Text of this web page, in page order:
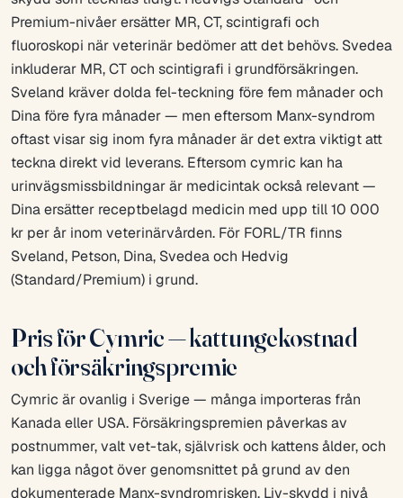
Premium-nivåer ersätter MR, CT, scintigrafi och
fluoroskopi när veterinär bedömer att det behövs. Svedea
inkluderar MR, CT och scintigrafi i grundförsäkringen.
Sveland kräver dolda fel-teckning före fem månader och
Dina före fyra månader — men eftersom Manx-syndrom
oftast visar sig inom fyra månader är det extra viktigt att
teckna direkt vid leverans. Eftersom cymric kan ha
urinvägsmissbildningar är medicintak också relevant —
Dina ersätter receptbelagd medicin med upp till 10 000
kr per år inom veterinärvården. För FORL/TR finns
Sveland, Petson, Dina, Svedea och Hedvig
(Standard/Premium) i grund.
Pris för Cymric — kattungekostnad
och försäkringspremie
Cymric är ovanlig i Sverige — många importeras från
Kanada eller USA. Försäkringspremien påverkas av
postnummer, valt vet-tak, självrisk och kattens ålder, och
kan ligga något över genomsnittet på grund av den
dokumenterade Manx-syndromrisken. Liv-skydd i nivå